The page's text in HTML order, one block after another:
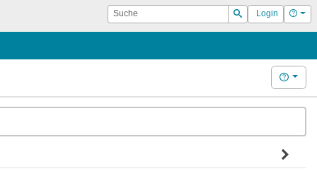
Suche
Suchen
Login Hilfe
Hilfe